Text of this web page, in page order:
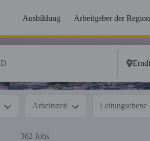
Ausbildung Arbeitgeber der Region
Arbeitszeit Leitungsebene
362 Jobs